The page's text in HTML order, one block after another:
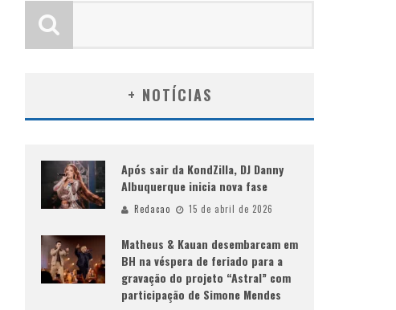
+ NOTÍCIAS
Após sair da KondZilla, DJ Danny
Albuquerque inicia nova fase
Redacao 15 de abril de 2026
Matheus & Kauan desembarcam em
BH na véspera de feriado para a
gravação do projeto “Astral” com
participação de Simone Mendes